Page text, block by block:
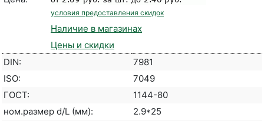
условия предоставления скидок
Наличие в магазинах
Цены и скидки
DIN:
7981
ISO:
7049
ГОСТ:
1144-80
ном.размер d/L (мм):
2.9*25